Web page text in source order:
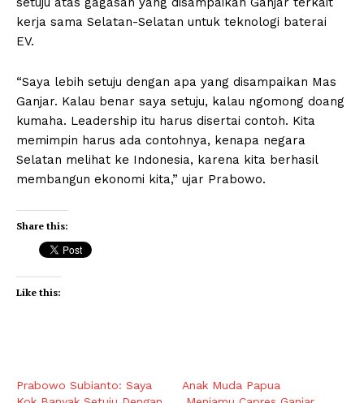
kerja sama Selatan-Selatan untuk teknologi baterai
EV.
“Saya lebih setuju dengan apa yang disampaikan Mas
Ganjar. Kalau benar saya setuju, kalau ngomong doang
kumaha. Leadership itu harus disertai contoh. Kita
memimpin harus ada contohnya, kenapa negara
Selatan melihat ke Indonesia, karena kita berhasil
membangun ekonomi kita,” ujar Prabowo.
Share this:
Like this:
Prabowo Subianto: Saya
Anak Muda Papua